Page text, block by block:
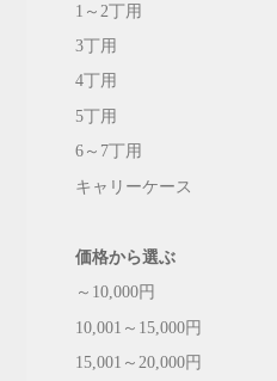
1～2丁用
3丁用
4丁用
5丁用
6～7丁用
キャリーケース
価格から選ぶ
～10,000円
10,001～15,000円
15,001～20,000円